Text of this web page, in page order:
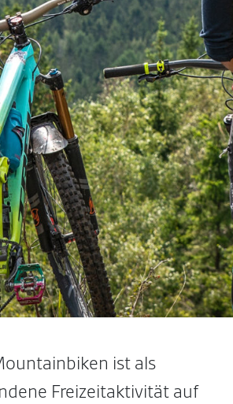
ist als
Freizeitaktivität auf